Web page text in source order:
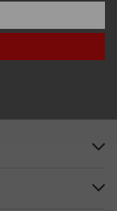
gekenmerkt door
buitenlucht of op